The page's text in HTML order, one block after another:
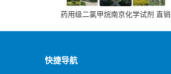
药用级二氯甲烷南京化学试剂 直销
快捷导航